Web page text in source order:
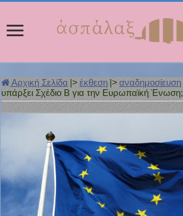
Αρχική Σελίδα |> έκθεση |> αναδημοσίευση
υπάρξει Σχέδιο Β για την Ευρωπαϊκή Ένωση;